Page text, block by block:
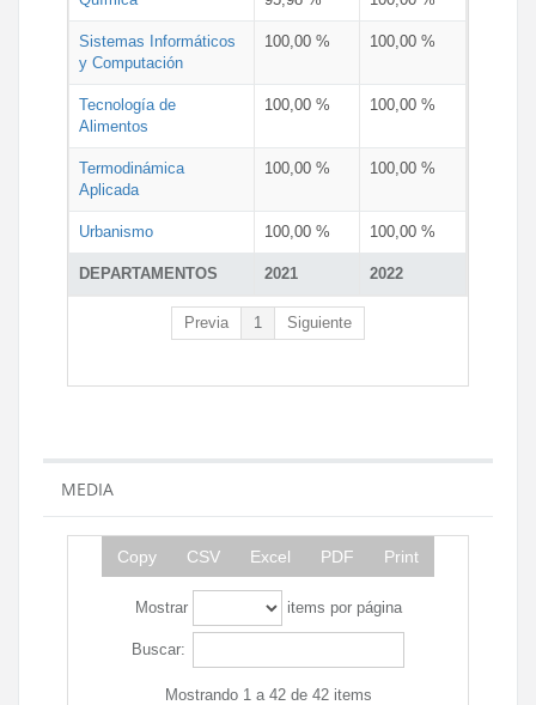
DEPARTAMENTOS 2021 2022
Sistemas Informáticos
y Computación
100,00 % 100,00 %
Tecnología de
Alimentos
100,00 % 100,00 %
Termodinámica
Aplicada
100,00 % 100,00 %
Urbanismo 100,00 % 100,00 %
Previa 1 Siguiente
MEDIA
Copy CSV Excel PDF Print
Mostrar items por página
Buscar:
Mostrando 1 a 42 de 42 items